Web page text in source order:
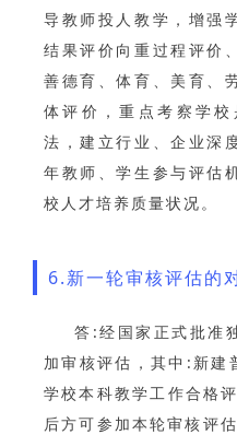
导教师投人教学，增强
结果评价向重过程评价
善德育、体育、美育、
体评价，重点考察学
法，建立行业、企业深
年教师、学生参与评估
校人才培养质量状况。
6.新一轮审核评估的
答:经国家正式批准
加审核评估，其中:新建
学校本科教学工作合格
后方可参加本轮审核评